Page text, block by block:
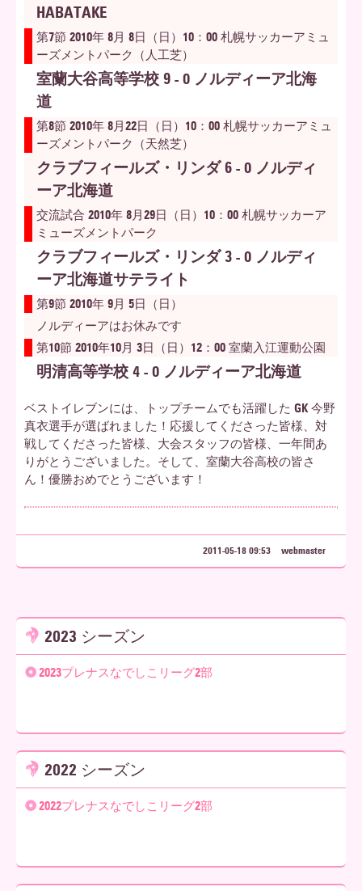
HABATAKE
第7節 2010年 8月 8日（日）10：00 札幌サッカーアミュ
ーズメントパーク（人工芝）
室蘭大谷高等学校 9 - 0 ノルディーア北海
道
第8節 2010年 8月22日（日）10：00 札幌サッカーアミュ
ーズメントパーク（天然芝）
クラブフィールズ・リンダ 6 - 0 ノルディ
ーア北海道
交流試合 2010年 8月29日（日）10：00 札幌サッカーア
ミューズメントパーク
クラブフィールズ・リンダ 3 - 0 ノルディ
ーア北海道サテライト
第9節 2010年 9月 5日（日）
ノルディーアはお休みです
第10節 2010年10月 3日（日）12：00 室蘭入江運動公園
明清高等学校 4 - 0 ノルディーア北海道
ベストイレブンには、トップチームでも活躍した GK 今野
真衣選手が選ばれました！応援してくださった皆様、対
戦してくださった皆様、大会スタッフの皆様、一年間あ
りがとうございました。そして、室蘭大谷高校の皆さ
ん！優勝おめでとうございます！
2011-05-18 09:53 webmaster
2023 シーズン
2023プレナスなでしこリーグ2部
2022 シーズン
2022プレナスなでしこリーグ2部